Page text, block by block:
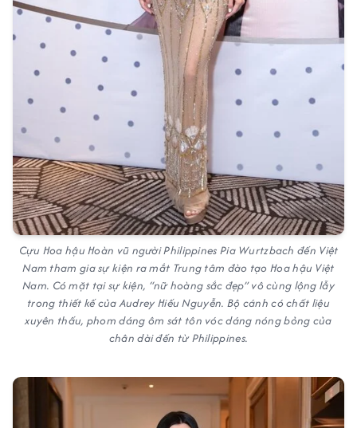
Cựu Hoa hậu Hoàn vũ người Philippines Pia Wurtzbach đến Việt
Nam tham gia sự kiện ra mắt Trung tâm đào tạo Hoa hậu Việt
Nam. Có mặt tại sự kiện, “nữ hoàng sắc đẹp” vô cùng lộng lẫy
trong thiết kế của Audrey Hiếu Nguyễn. Bộ cánh có chất liệu
xuyên thấu, phom dáng ôm sát tôn vóc dáng nóng bỏng của
chân dài đến từ Philippines.